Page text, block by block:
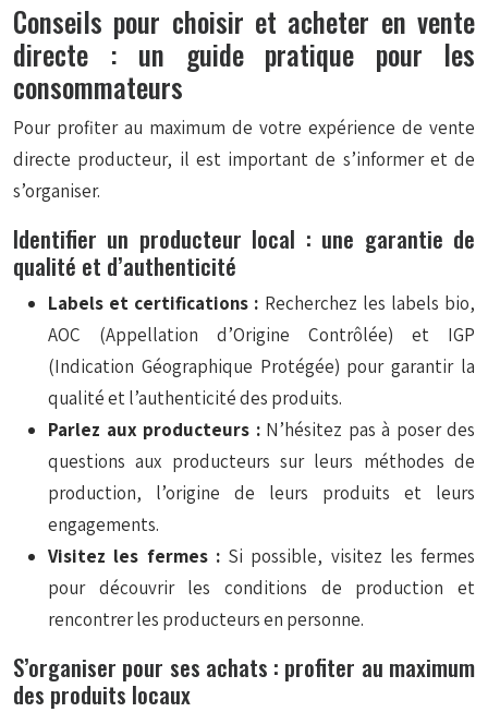
Conseils pour choisir et acheter en vente
directe : un guide pratique pour les
consommateurs
Pour profiter au maximum de votre expérience de vente
directe producteur, il est important de s’informer et de
s’organiser.
Identifier un producteur local : une garantie de
qualité et d’authenticité
Labels et certifications : Recherchez les labels bio,
AOC (Appellation d’Origine Contrôlée) et IGP
(Indication Géographique Protégée) pour garantir la
qualité et l’authenticité des produits.
Parlez aux producteurs : N’hésitez pas à poser des
questions aux producteurs sur leurs méthodes de
production, l’origine de leurs produits et leurs
engagements.
Visitez les fermes : Si possible, visitez les fermes
pour découvrir les conditions de production et
rencontrer les producteurs en personne.
S’organiser pour ses achats : profiter au maximum
des produits locaux